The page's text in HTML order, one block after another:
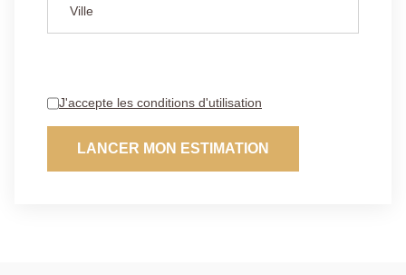
J'accepte les conditions d'utilisation
LANCER MON ESTIMATION